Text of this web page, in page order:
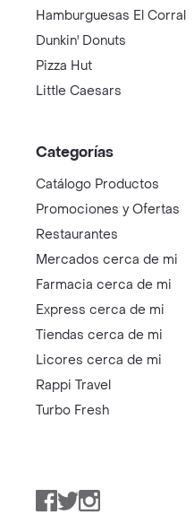
Hamburguesas El Corral
Dunkin' Donuts
Pizza Hut
Little Caesars
Categorías
Catálogo Productos
Promociones y Ofertas
Restaurantes
Mercados cerca de mi
Farmacia cerca de mi
Express cerca de mi
Tiendas cerca de mi
Licores cerca de mi
Rappi Travel
Turbo Fresh
Facebook
TwitterInstagram